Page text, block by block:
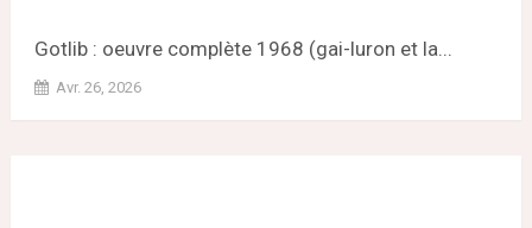
Gotlib : oeuvre complète 1968 (gai-luron et la...
Avr. 26, 2026